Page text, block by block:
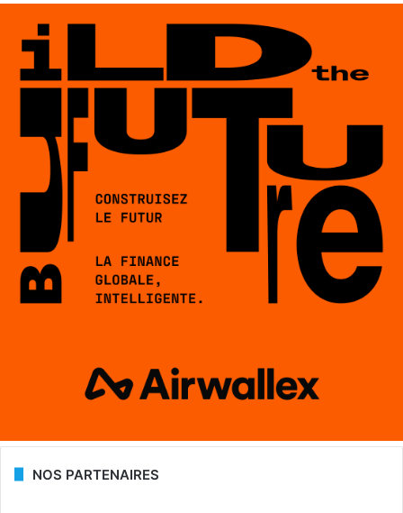
NOS PARTENAIRES